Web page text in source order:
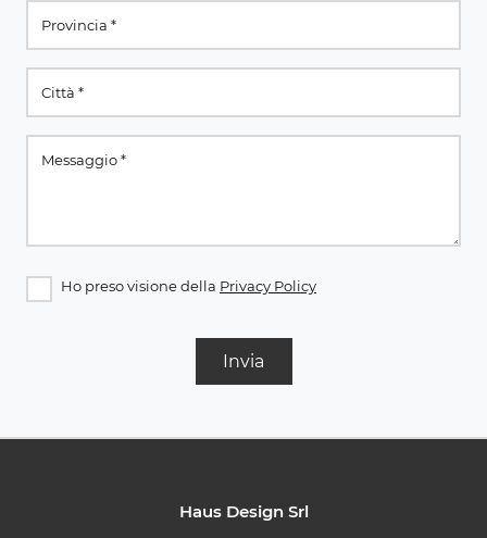
Ho preso visione della Privacy Policy
Invia
Haus Design Srl